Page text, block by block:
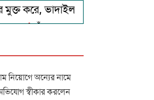
ভাদাইল প্রাইমারি ফ্রেন্ডস ক্লাব এর
চাঁদপুরে বাংলাদেশ আহলে সুন্নাত
নিয়োগে অন্যের নামে
স্বীকার করলেন